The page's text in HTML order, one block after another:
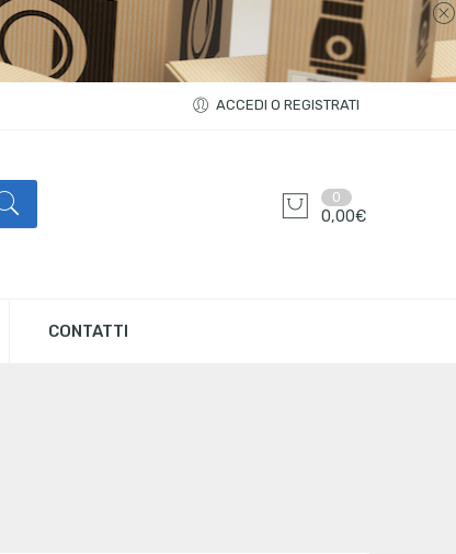
ACCEDI O REGISTRATI
0
0,00€
CONTATTI